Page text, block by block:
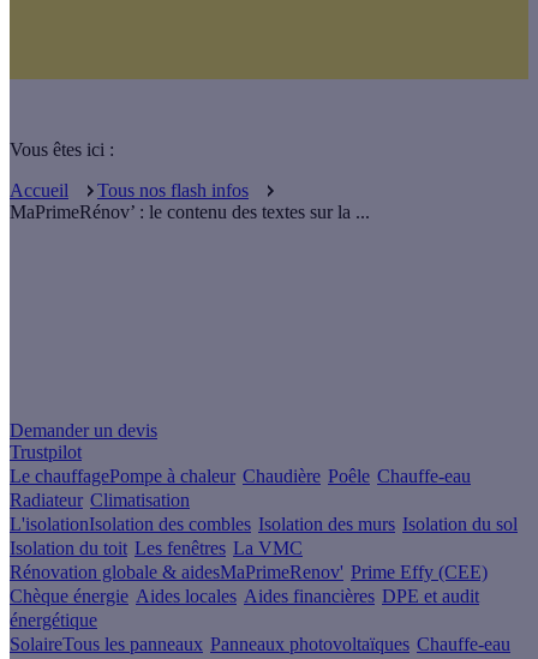
Vous êtes ici :
Accueil
Tous nos flash infos
MaPrimeRénov’ : le contenu des textes sur la ...
Demander un devis
Trustpilot
Le chauffagePompe à chaleur Chaudière Poêle Chauffe-eau
Radiateur Climatisation
L'isolationIsolation des combles Isolation des murs Isolation du sol
Isolation du toit Les fenêtres La VMC
Rénovation globale & aidesMaPrimeRenov' Prime Effy (CEE)
Chèque énergie Aides locales Aides financières DPE et audit
énergétique
SolaireTous les panneaux Panneaux photovoltaïques Chauffe-eau